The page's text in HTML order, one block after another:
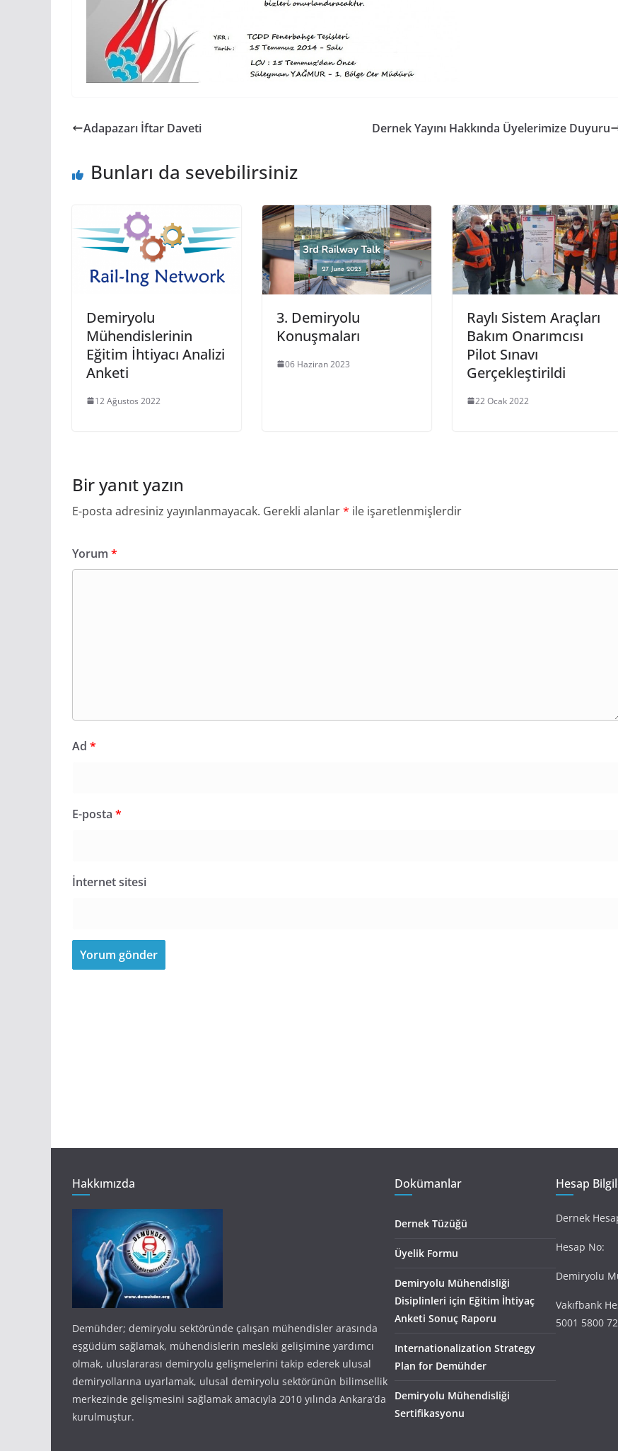
Adapazarı İftar Daveti Dernek Yayını Hakkında Üyelerimize Duyuru
Bunları da sevebilirsiniz
Demiryolu
Mühendislerinin
Eğitim İhtiyacı Analizi
Anketi
12 Ağustos 2022
3. Demiryolu
Konuşmaları
06 Haziran 2023
Raylı Sistem Araçları
Bakım Onarımcısı
Pilot Sınavı
Gerçekleştirildi
22 Ocak 2022
Bir yanıt yazın
E-posta adresiniz yayınlanmayacak. Gerekli alanlar* ile işaretlenmişlerdir
Yorum *
Ad *
E-posta *
İnternet sitesi
Hakkımızda
Demühder; demiryolu sektöründe çalışan mühendisler arasında
eşgüdüm sağlamak, mühendislerin mesleki gelişimine yardımcı
olmak, uluslararası demiryolu gelişmelerini takip ederek ulusal
demiryollarına uyarlamak, ulusal demiryolu sektörünün bilimsellik
merkezinde gelişmesini sağlamak amacıyla 2010 yılında Ankara’da
kurulmuştur.
Dokümanlar
Dernek Tüzüğü
Üyelik Formu
Demiryolu Mühendisliği
Disiplinleri için Eğitim İhtiyaç
Anketi Sonuç Raporu
Internationalization Strategy
Plan for Demühder
Demiryolu Mühendisliği
Sertifikasyonu
Hesap
Dernek
Hesap No:
Demiryolu
Vakıfbank
5001 5800